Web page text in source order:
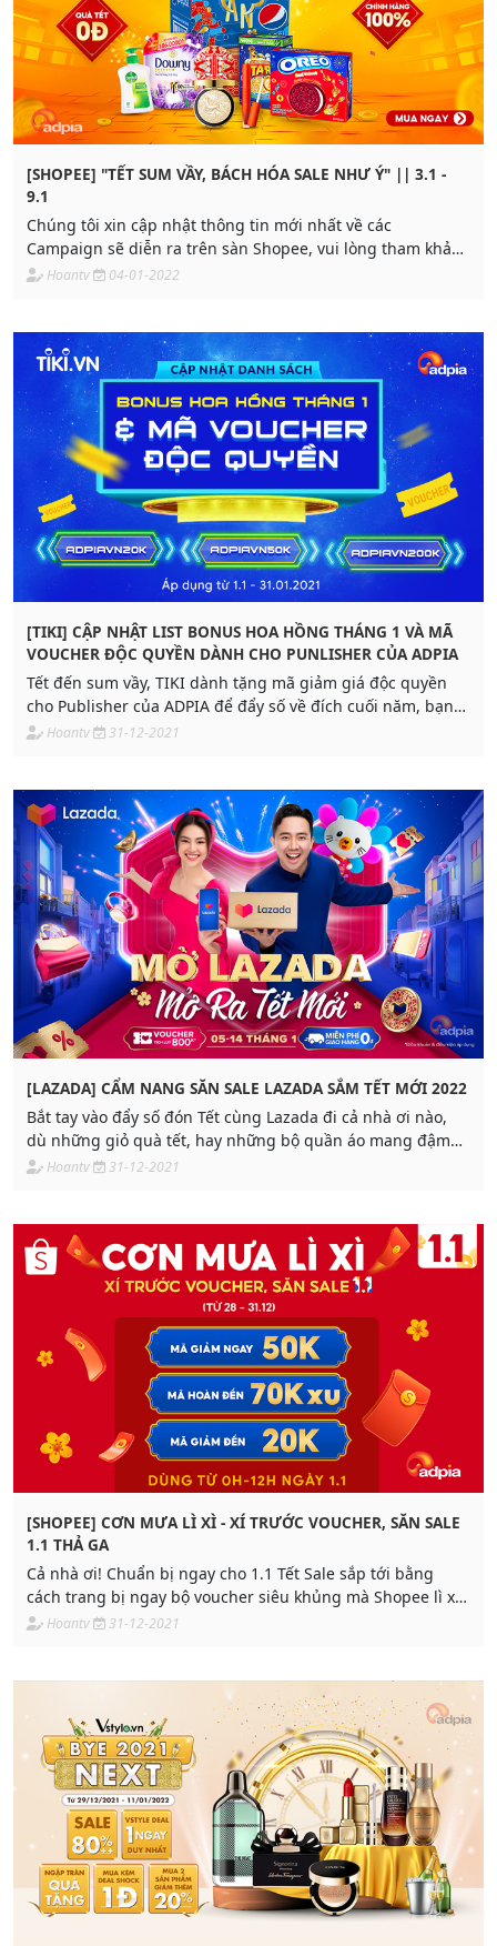
[SHOPEE] "TẾT SUM VẦY, BÁCH HÓA SALE NHƯ Ý" || 3.1 -
9.1
Chúng tôi xin cập nhật thông tin mới nhất về các
Campaign sẽ diễn ra trên sàn Shopee, vui lòng tham khảo
thông tin chi tiết dưới đây
Hoantv 04-01-2022
[TIKI] CẬP NHẬT LIST BONUS HOA HỒNG THÁNG 1 VÀ MÃ
VOUCHER ĐỘC QUYỀN DÀNH CHO PUNLISHER CỦA ADPIA
Tết đến sum vầy, TIKI dành tặng mã giảm giá độc quyền
cho Publisher của ADPIA để đẩy số về đích cuối năm, bạn
đã sẵn sàng chưa?
Hoantv 31-12-2021
[LAZADA] CẨM NANG SĂN SALE LAZADA SẮM TẾT MỚI 2022
Bắt tay vào đẩy số đón Tết cùng Lazada đi cả nhà ơi nào,
dù những giỏ quà tết, hay những bộ quần áo mang đậm
không khí tết, gì cũng có!
Hoantv 31-12-2021
[SHOPEE] CƠN MƯA LÌ XÌ - XÍ TRƯỚC VOUCHER, SĂN SALE
1.1 THẢ GA
Cả nhà ơi! Chuẩn bị ngay cho 1.1 Tết Sale sắp tới bằng
cách trang bị ngay bộ voucher siêu khủng mà Shopee lì xì
riêng cho bạn nha
Hoantv 31-12-2021